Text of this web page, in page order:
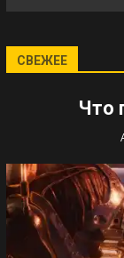
СВЕЖЕЕ
Что